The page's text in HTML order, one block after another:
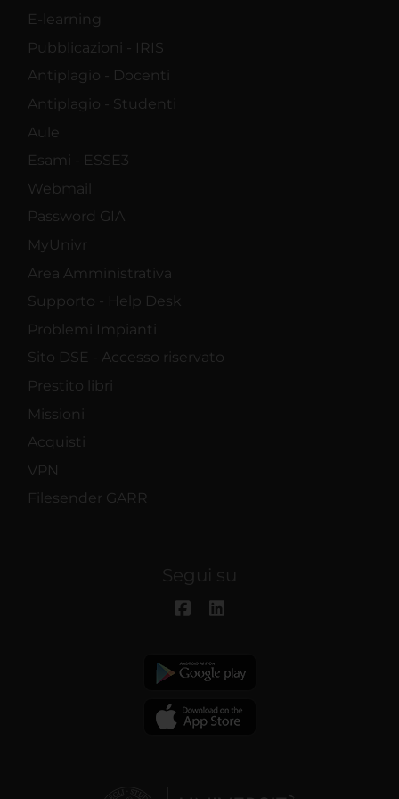
E-learning
Pubblicazioni - IRIS
Antiplagio - Docenti
Antiplagio - Studenti
Aule
Esami - ESSE3
Webmail
Password GIA
MyUnivr
Area Amministrativa
Supporto - Help Desk
Problemi Impianti
Sito DSE - Accesso riservato
Prestito libri
Missioni
Acquisti
VPN
Filesender GARR
Segui su